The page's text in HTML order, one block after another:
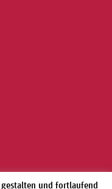
und fortlaufend